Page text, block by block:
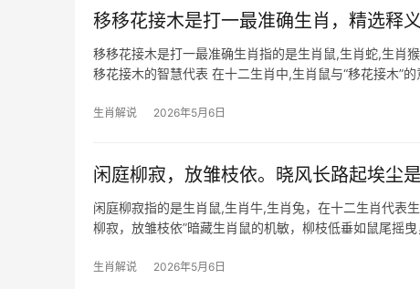
移移花接木是打一最准确生肖，精选释
移移花接木是打一最准确生肖指的是生肖鼠,生肖蛇,生肖
移花接木的智慧代表 在十二生肖中,生肖鼠与“移花接木”
生肖解说 2026年5月6日
闲庭柳寂，放雏枝依。晓风长路起埃尘
闲庭柳寂指的是生肖鼠,生肖牛,生肖兔，在十二生肖代表
柳寂，放雏枝依”暗藏生肖鼠的机敏，柳枝低垂如鼠尾摇
生肖解说 2026年5月6日